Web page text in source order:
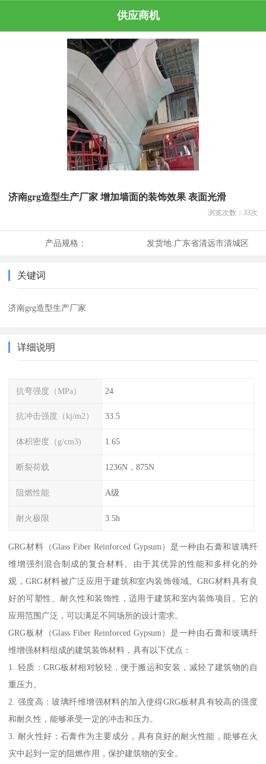
供应商机
济南grg造型生产厂家 增加墙面的装饰效果 表面光滑
浏览次数： 33次
产品规格： 发货地:广东省清远市清城区
关键词
济南grg造型生产厂家
详细说明
抗弯强度（MPa） 24
抗冲击强度（kj/m2） 33.5
体积密度（g/cm3) 1.65
断裂荷载 1236N，875N
阻燃性能 A级
耐火极限 3.5h
GRG材料（Glass Fiber Reinforced Gypsum）是一种由石膏和玻璃纤
维增强剂混合制成的复合材料。由于其优异的性能和多样化的外
观，GRG材料被广泛应用于建筑和室内装饰领域。GRG材料具有良
好的可塑性、耐久性和装饰性，适用于建筑和室内装饰项目。它的
应用范围广泛，可以满足不同场所的设计需求。
GRG板材（Glass Fiber Reinforced Gypsum）是一种由石膏和玻璃纤
维增强材料组成的建筑装饰材料，具有以下优点：
1. 轻质：GRG板材相对较轻，便于搬运和安装，减轻了建筑物的自
重压力。
2. 强度高：玻璃纤维增强材料的加入使得GRG板材具有较高的强度
和耐久性，能够承受一定的冲击和压力。
3. 耐火性好：石膏作为主要成分，具有良好的耐火性能，能够在火
灾中起到一定的阻燃作用，保护建筑物的安全。